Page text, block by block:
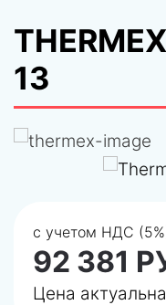
13
с учетом НДС
92 381
Цена